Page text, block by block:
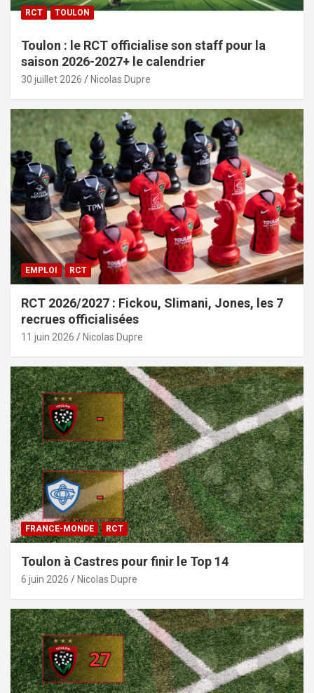
RCT TOULON
Toulon : le RCT officialise son staff pour la
saison 2026-2027+ le calendrier
30 juillet 2026 Nicolas Dupre
EMPLOI RCT
RCT 2026/2027 : Fickou, Slimani, Jones, les 7
recrues officialisées
11 juin 2026 Nicolas Dupre
FRANCE-MONDE RCT
Toulon à Castres pour finir le Top 14
6 juin 2026 Nicolas Dupre